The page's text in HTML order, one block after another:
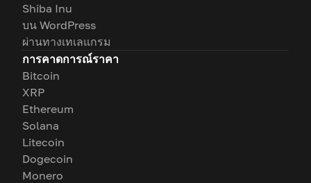
Shiba Inu
บน WordPress
ผ่านทางเทเลแกรม
การคาดการณ์ราคา
Bitcoin
XRP
Ethereum
Solana
Litecoin
Dogecoin
Monero